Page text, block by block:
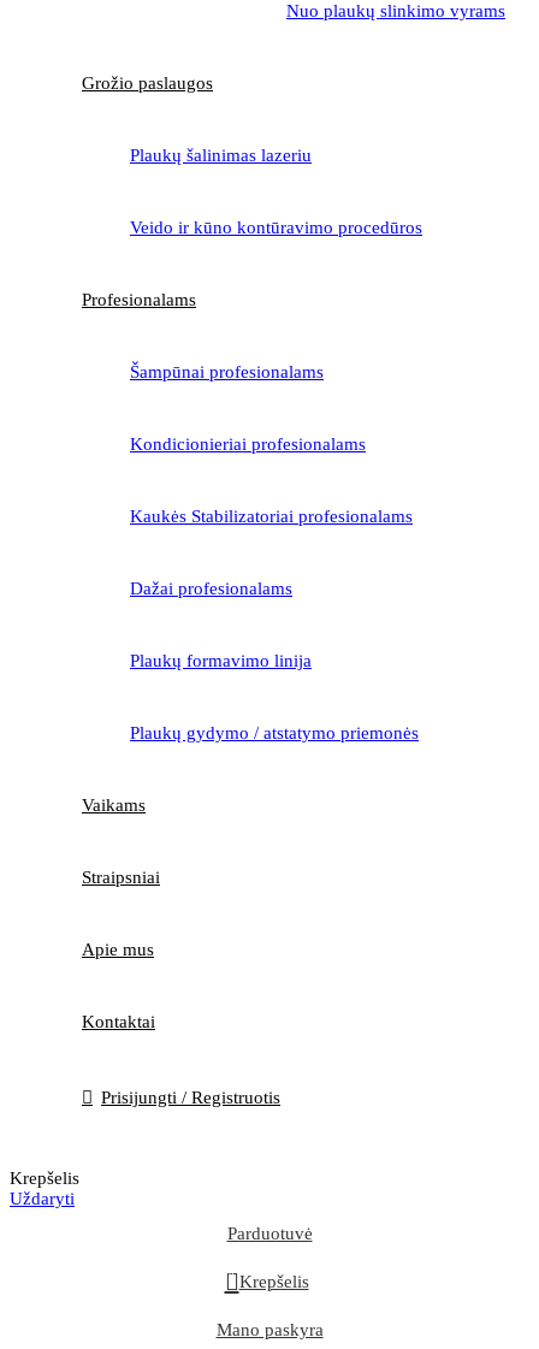
Nuo plaukų slinkimo vyrams
Grožio paslaugos
Plaukų šalinimas lazeriu
Veido ir kūno kontūravimo procedūros
Profesionalams
Šampūnai profesionalams
Kondicionieriai profesionalams
Kaukės Stabilizatoriai profesionalams
Dažai profesionalams
Plaukų formavimo linija
Plaukų gydymo / atstatymo priemonės
Vaikams
Straipsniai
Apie mus
Kontaktai
Prisijungti / Registruotis
Krepšelis
Uždaryti
Parduotuvė
0 Krepšelis
Mano paskyra